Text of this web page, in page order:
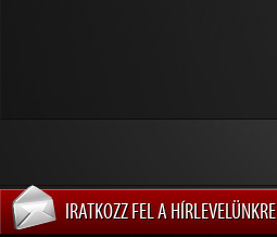
IRATKOZZ FEL A HÍRLEVELÜNKRE